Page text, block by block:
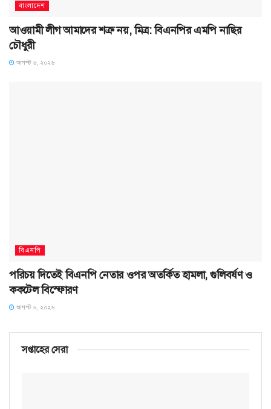
বাংলাদেশ
আওয়ামী লীগ আমাদের শত্রু নয়, মিত্র: বিএনপির এমপি নাছির
চৌধুরী
আগস্ট ৬, ২০২৬
বিএনপি
পরিচয় দিতেই বিএনপি নেতার ওপর অতর্কিত হামলা, গুলিবর্ষণ ও
ককটেল বিস্ফোরণ
আগস্ট ৬, ২০২৬
সপ্তাহের সেরা